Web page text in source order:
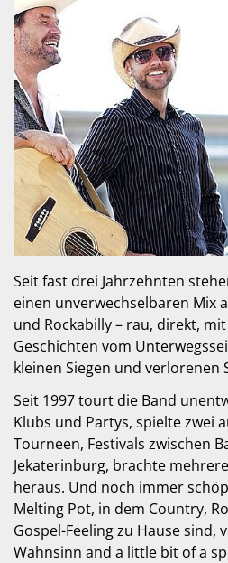
Seit fast drei Jahrzehnten
einen unverwechselbaren Mix
und Rockabilly – rau, direkt,
Geschichten vom
kleinen Siegen und verlorenen
Seit 1997 tourt die Band
Klubs und Partys, spielte zwei
Tourneen, Festivals zwischen
Jekaterinburg, brachte
heraus. Und noch immer
Melting Pot, in dem Country,
Gospel-Feeling zu Hause sind,
Wahnsinn and a little bit of a